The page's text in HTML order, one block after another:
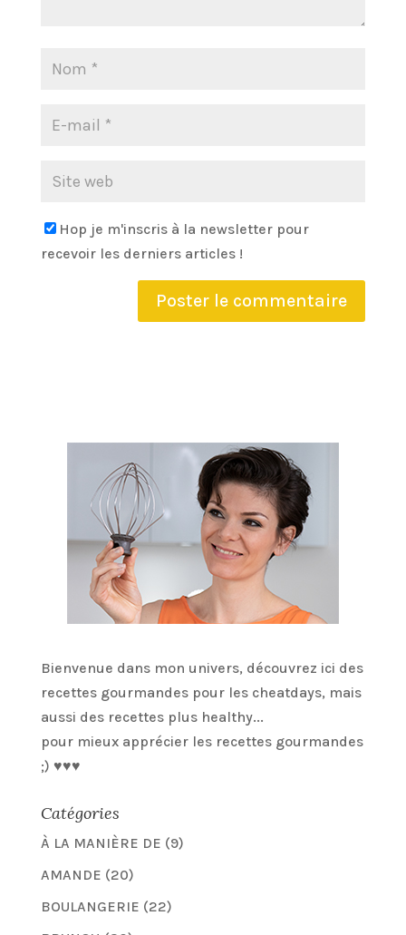
Hop je m'inscris à la newsletter pour
recevoir les derniers articles !
Bienvenue dans mon univers, découvrez ici des
recettes gourmandes pour les cheatdays, mais
aussi des recettes plus healthy...
pour mieux apprécier les recettes gourmandes
;) ♥♥♥
Catégories
À LA MANIÈRE DE (9)
AMANDE (20)
BOULANGERIE (22)